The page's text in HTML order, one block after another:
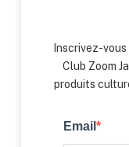
Inscrivez-
Club Zoom
produits
Email